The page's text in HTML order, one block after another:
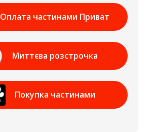
Оплата частинами Приват
Банк
Миттєва розстрочка
Приват Банк
Покупка частинами